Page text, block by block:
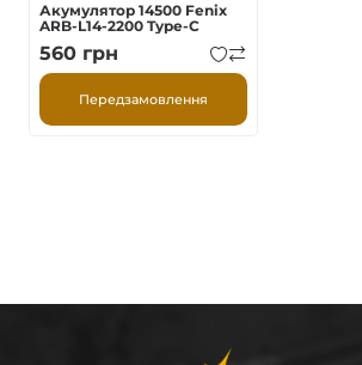
Акумулятор 14500 Fenix
ARB-L14-2200 Type-C
560 грн
Передзамовлення